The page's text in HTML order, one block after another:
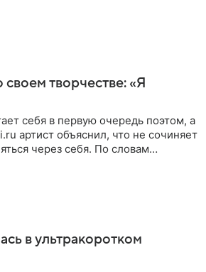
своем творчестве: «Я
себя в первую очередь поэтом, а
артист объяснил, что не сочиняет
через себя. По словам
в ультракоротком